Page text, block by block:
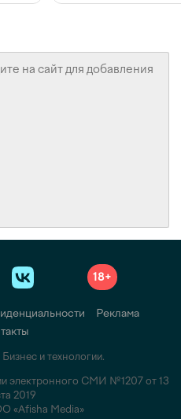
18+
Реклама
и технологии.
электронного СМИ №1207 от 13
2019
«Afisha Media»